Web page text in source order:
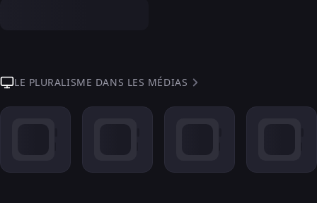
LE PLURALISME DANS LES MÉDIAS